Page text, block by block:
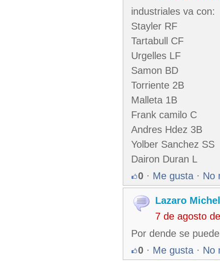
industriales va con:
Stayler RF
Tartabull CF
Urgelles LF
Samon BD
Torriente 2B
Malleta 1B
Frank camilo C
Andres Hdez 3B
Yolber Sanchez SS
Dairon Duran L
0 · Me gusta · No
Lazaro Michel
7 de agosto
Por dende se
0 · Me gusta · No